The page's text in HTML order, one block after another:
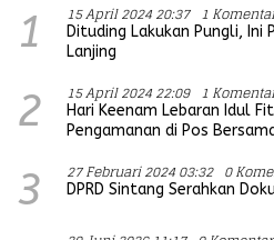
1 15 April 2024 20:37 1
Dituding Lakukan Pungli, Ini
Lanjing
2 15 April 2024 22:09 1
Hari Keenam Lebaran Idul
Pengamanan di Pos
3 27 Februari 2024 03:32 0
DPRD Sintang Serahkan